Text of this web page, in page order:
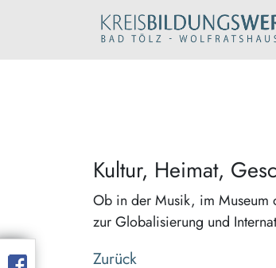
Kultur, Heimat,
Ob in der Musik, im Museum
zur Globalisierung und
Zurück